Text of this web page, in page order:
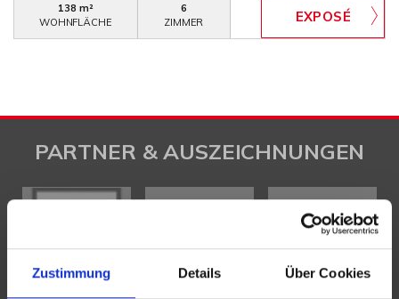
Zustimmung Details Über Cookies
138 m²
WOHNFLÄCHE
6
ZIMMER
PARTNER & AUSZEICHNUNGEN